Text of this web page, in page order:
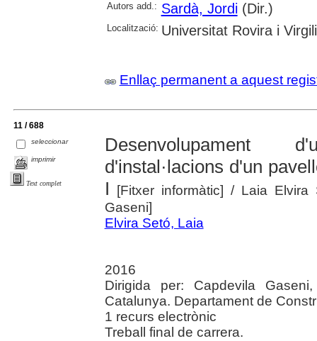
Autors add.: Sardà, Jordi(Dir.)
Localització: Universitat Rovira i Virgili
Enllaç permanent a aquest
11 / 688
seleccionar
imprimir
Text complet
Desenvolupament
d'instal·lacions d'un
I [Fitxer informàtic] / Laia Elvira
Gaseni]
Elvira Setó, Laia
2016
Dirigida per: Capdevila
Catalunya. Departament de
1 recurs electrònic
Treball final de carrera.